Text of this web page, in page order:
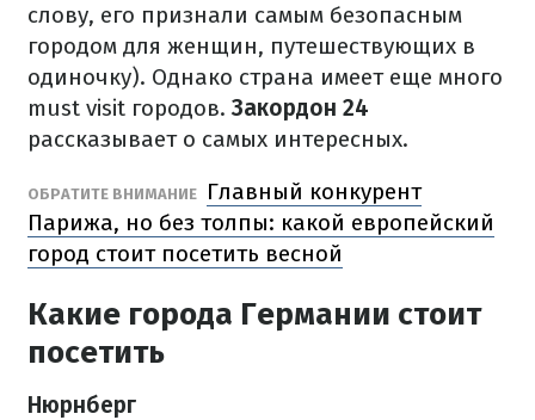
слову, его признали самым безопасным
городом для женщин, путешествующих в
одиночку). Однако страна имеет еще много
must visit городов. Закордон 24
рассказывает о самых интересных.
ОБРАТИТЕ ВНИМАНИЕ
Главный конкурент
Парижа, но без толпы: какой европейский
город стоит посетить весной
Какие города Германии стоит
посетить
Нюрнберг